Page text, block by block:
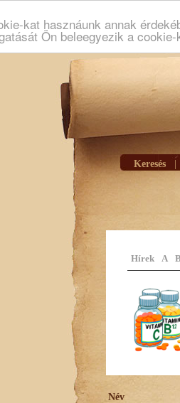
kat hasznáunk annak
Ön beleegyezik a
Keresés
Hírek A
Név